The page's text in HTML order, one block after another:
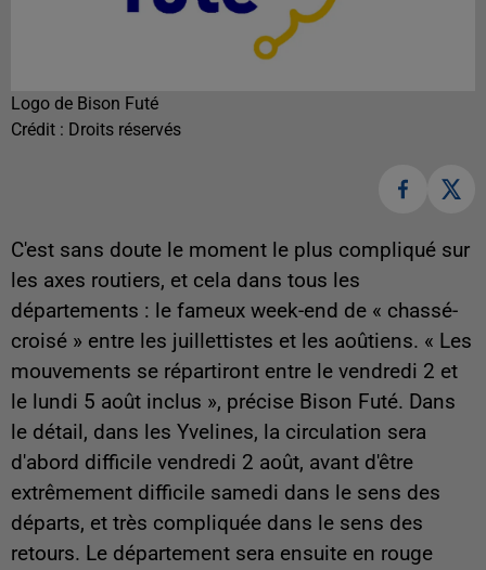
Logo de Bison Futé
Crédit : Droits réservés
C'est sans doute le moment le plus compliqué sur
les axes routiers, et cela dans tous les
départements : le fameux week-end de « chassé-
croisé » entre les juillettistes et les aoûtiens. « Les
mouvements se répartiront entre le vendredi 2 et
le lundi 5 août inclus », précise Bison Futé. Dans
le détail, dans les Yvelines, la circulation sera
d'abord difficile vendredi 2 août, avant d'être
extrêmement difficile samedi dans le sens des
départs, et très compliquée dans le sens des
retours. Le département sera ensuite en rouge